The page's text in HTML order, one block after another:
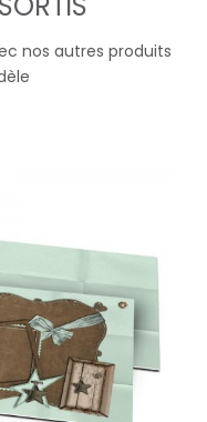
nos autres produits